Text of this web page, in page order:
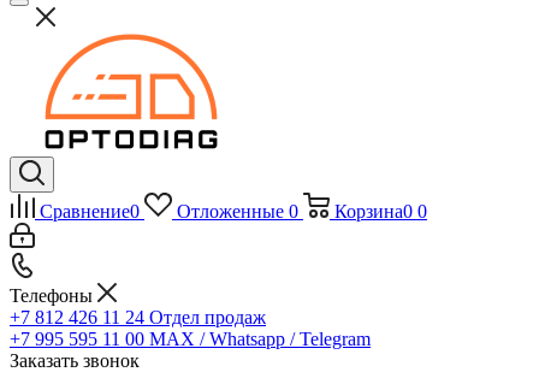
Сравнение0 Отложенные 0 Корзина0 0
Телефоны
+7 812 426 11 24 Отдел продаж
+7 995 595 11 00 MAX / Whatsapp / Telegram
Заказать звонок